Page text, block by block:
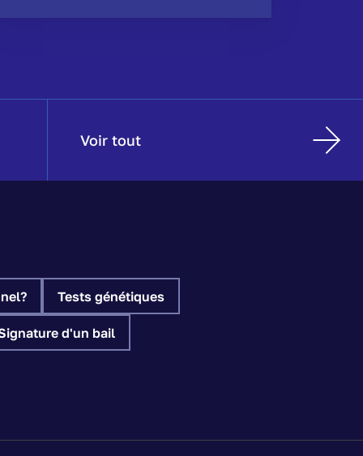
Voir tout
Tests génétiques
d'un bail